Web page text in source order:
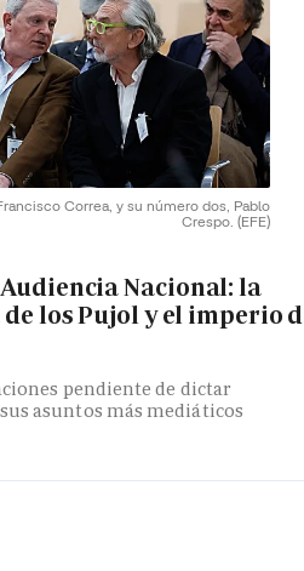
Correa, y su número dos, Pablo
Crespo. (EFE)
Nacional: la
los Pujol y el imperio
pendiente de dictar
asuntos más mediáticos